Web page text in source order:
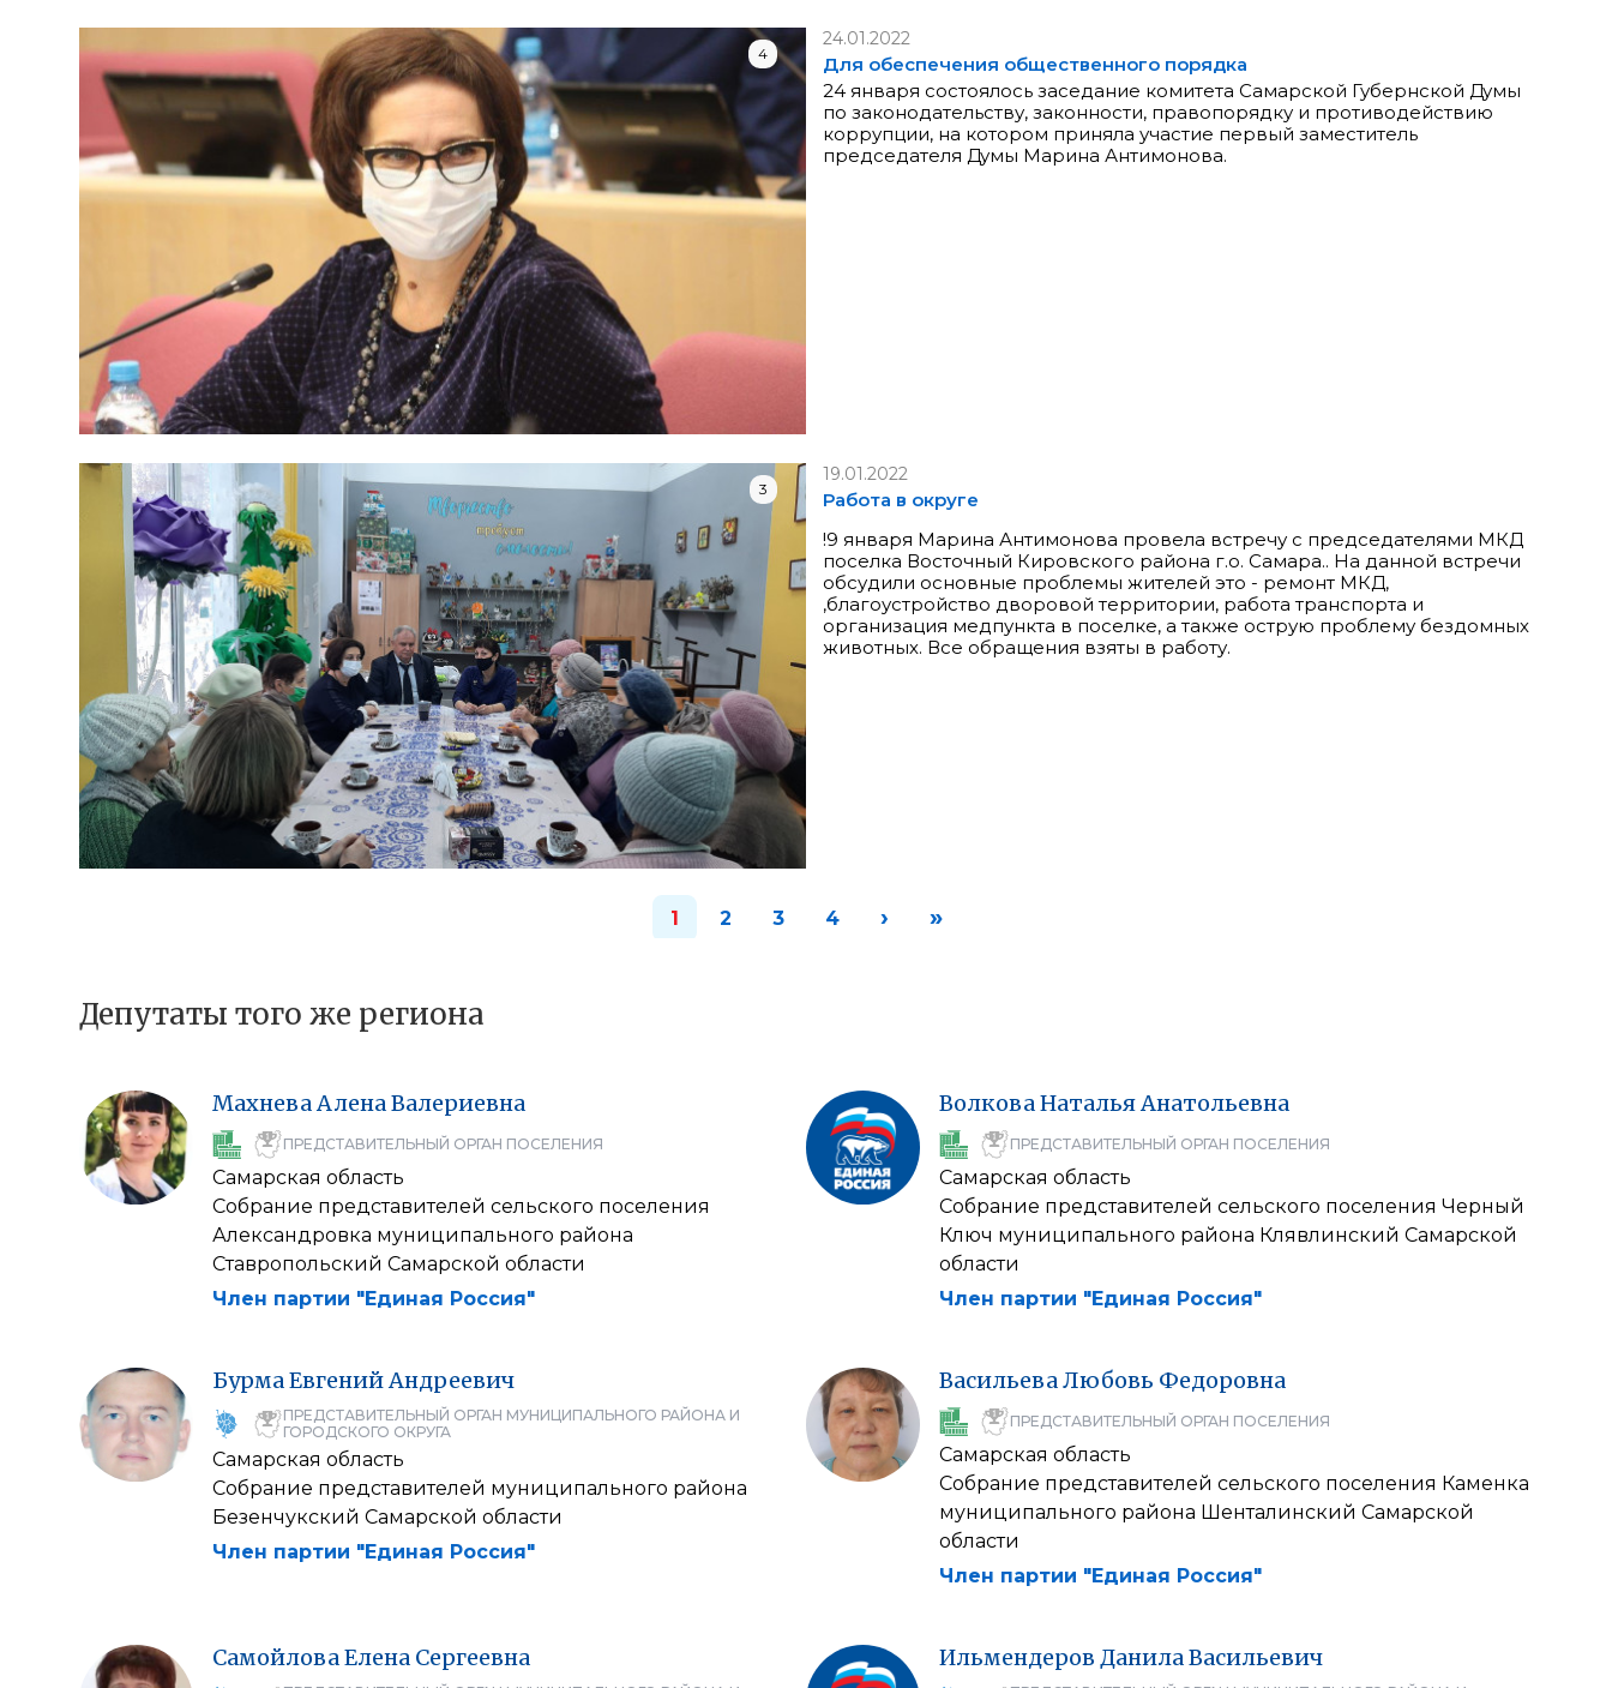
4
24.01.2022
Для обеспечения общественного порядка
24 января состоялось заседание комитета Самарской Губернской Думы
по законодательству, законности, правопорядку и противодействию
коррупции, на котором приняла участие первый заместитель
председателя Думы Марина Антимонова.
3
19.01.2022
Работа в округе
!9 января Марина Антимонова провела встречу с председателями МКД
поселка Восточный Кировского района г.о. Самара.. На данной встречи
обсудили основные проблемы жителей это - ремонт МКД,
,благоустройство дворовой территории, работа транспорта и
организация медпункта в поселке, а также острую проблему бездомных
животных. Все обращения взяты в работу.
1 2 3 4 › »
Депутаты того же региона
МахневаАленаВалериевна
ПРЕДСТАВИТЕЛЬНЫЙ ОРГАН ПОСЕЛЕНИЯ
Самарская область
Собрание представителей сельского поселения
Александровка муниципального района
Ставропольский Самарской области
Член партии "Единая Россия"
ВолковаНатальяАнатольевна
ПРЕДСТАВИТЕЛЬНЫЙ ОРГАН ПОСЕЛЕНИЯ
Самарская область
Собрание представителей сельского поселения Черный
Ключ муниципального района Клявлинский Самарской
области
Член партии "Единая Россия"
БурмаЕвгенийАндреевич
ПРЕДСТАВИТЕЛЬНЫЙ ОРГАН МУНИЦИПАЛЬНОГО РАЙОНА И
ГОРОДСКОГО ОКРУГА
Самарская область
Собрание представителей муниципального района
Безенчукский Самарской области
Член партии "Единая Россия"
ВасильеваЛюбовь Федоровна
ПРЕДСТАВИТЕЛЬНЫЙ ОРГАН ПОСЕЛЕНИЯ
Самарская область
Собрание представителей сельского поселения Каменка
муниципального района Шенталинский Самарской
области
Член партии "Единая Россия"
СамойловаЕлена Сергеевна Ильмендеров ДанилаВасильевич